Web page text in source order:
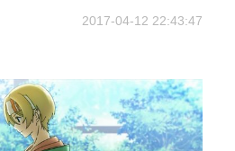
2017-04-12 22:43:47